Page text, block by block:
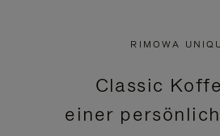
PAUSIERT,
BITTE
KLICKEN
SIE
RIMOWA
Classic
einer